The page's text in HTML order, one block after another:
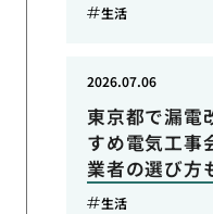
生活
東京都で漏電
すめ電気工事
業者の選び方
2026.07.06
生活